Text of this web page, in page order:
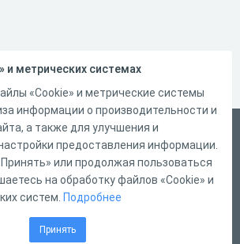
связи
и метрических системах
«Cookie» и метрические системы
информации о производительности и
а также для улучшения и
предоставления информации.
или продолжая пользоваться
на обработку файлов «Cookie» и
систем. Подробнее
Принять